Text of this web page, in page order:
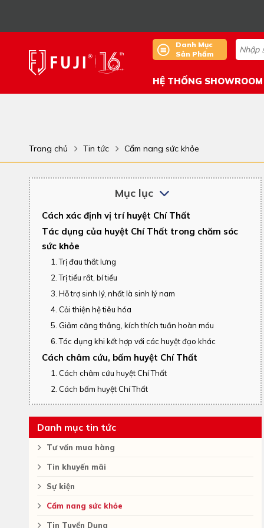
Danh Mục
Sản Phẩm
HỆ THỐNG
Trang chủ Tin tức Cẩm nang sức khỏe
Mục lục
Cách xác định vị trí huyệt Chí Thất
Tác dụng của huyệt Chí Thất trong chăm sóc
sức khỏe
1. Trị đau thắt lưng
2. Trị tiểu rắt, bí tiểu
3. Hỗ trợ sinh lý, nhất là sinh lý nam
4. Cải thiện hệ tiêu hóa
5. Giảm căng thẳng, kích thích tuần hoàn máu
6. Tác dụng khi kết hợp với các huyệt đạo khác
Cách châm cứu, bấm huyệt Chí Thất
1. Cách châm cứu huyệt Chí Thất
2. Cách bấm huyệt Chí Thất
Danh mục tin tức
Tư vấn mua hàng
Tin khuyến mãi
Sự kiện
Cẩm nang sức khỏe
Tin Tuyển Dụng